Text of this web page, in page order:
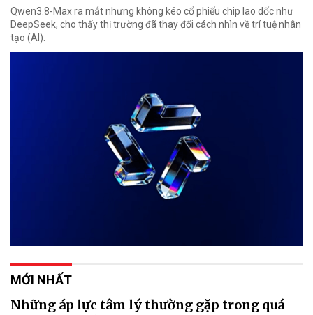
Qwen3.8-Max ra mắt nhưng không kéo cổ phiếu chip lao dốc như
DeepSeek, cho thấy thị trường đã thay đổi cách nhìn về trí tuệ nhân
tạo (AI).
MỚI NHẤT
Những áp lực tâm lý thường gặp trong quá